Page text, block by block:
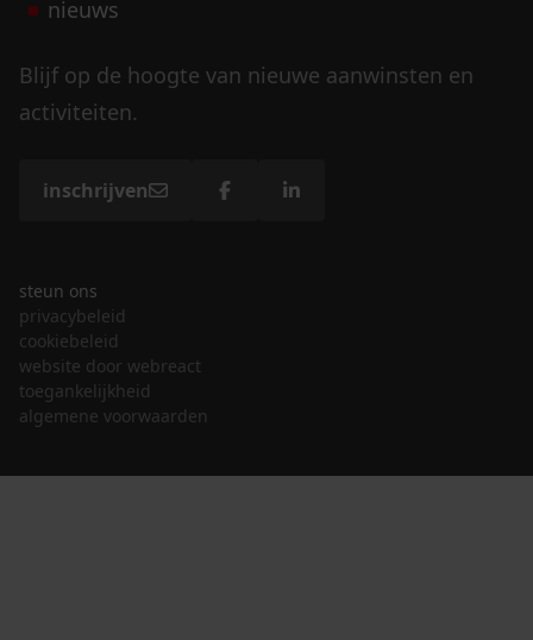
nieuws
Blijf op de hoogte van nieuwe aanwinsten en
activiteiten.
inschrijven
steun ons
privacybeleid
cookiebeleid
website door webreact
toegankelijkheid
algemene voorwaarden